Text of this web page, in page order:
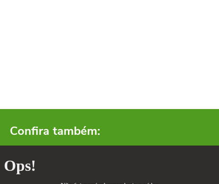
Confira também: